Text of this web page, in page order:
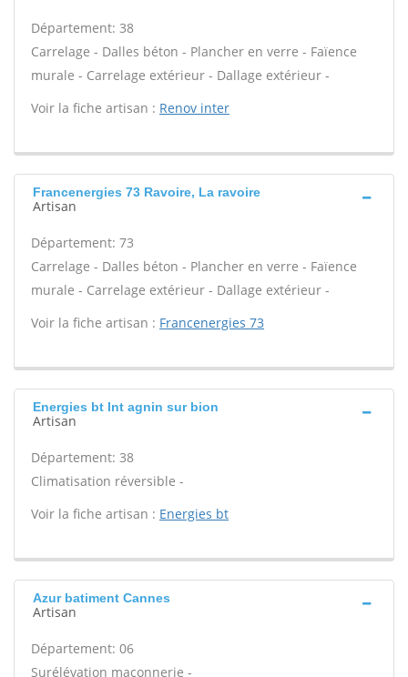
Département: 38
Carrelage - Dalles béton - Plancher en verre - Faïence
murale - Carrelage extérieur - Dallage extérieur -
Voir la fiche artisan : Renov inter
Francenergies 73 Ravoire, La ravoire
Artisan
Département: 73
Carrelage - Dalles béton - Plancher en verre - Faïence
murale - Carrelage extérieur - Dallage extérieur -
Voir la fiche artisan : Francenergies 73
Energies bt Int agnin sur bion
Artisan
Département: 38
Climatisation réversible -
Voir la fiche artisan : Energies bt
Azur batiment Cannes
Artisan
Département: 06
Surélévation maçonnerie -